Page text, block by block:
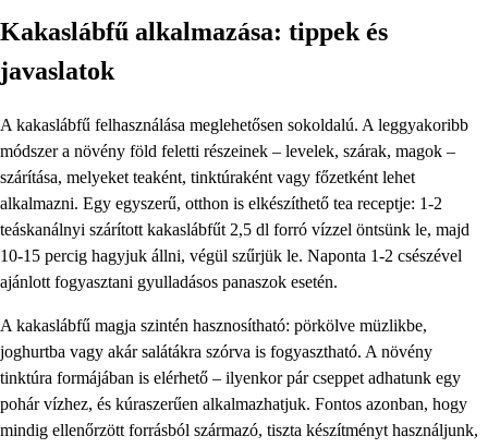
Kakaslábfű alkalmazása: tippek és
javaslatok
A kakaslábfű felhasználása meglehetősen sokoldalú. A leggyakoribb
módszer a növény föld feletti részeinek – levelek, szárak, magok –
szárítása, melyeket teaként, tinktúraként vagy főzetként lehet
alkalmazni. Egy egyszerű, otthon is elkészíthető tea receptje: 1-2
teáskanálnyi szárított kakaslábfűt 2,5 dl forró vízzel öntsünk le, majd
10-15 percig hagyjuk állni, végül szűrjük le. Naponta 1-2 csészével
ajánlott fogyasztani gyulladásos panaszok esetén.
A kakaslábfű magja szintén hasznosítható: pörkölve müzlikbe,
joghurtba vagy akár salátákra szórva is fogyasztható. A növény
tinktúra formájában is elérhető – ilyenkor pár cseppet adhatunk egy
pohár vízhez, és kúraszerűen alkalmazhatjuk. Fontos azonban, hogy
mindig ellenőrzött forrásból származó, tiszta készítményt használjunk,